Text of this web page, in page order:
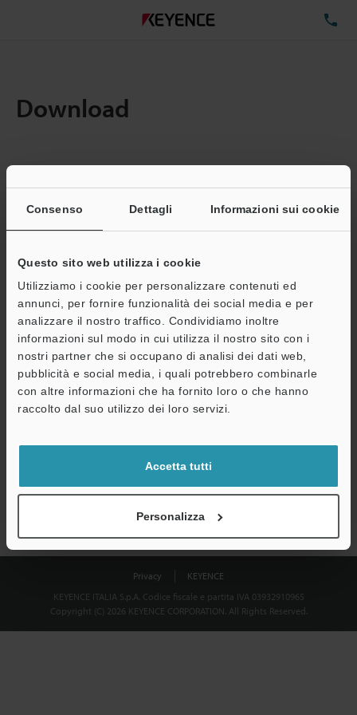
Consenso Dettagli Informazioni sui cookie
Questo sito web utilizza i cookie
Utilizziamo i cookie per personalizzare contenuti ed
annunci, per fornire funzionalità dei social media e per
analizzare il nostro traffico. Condividiamo inoltre
informazioni sul modo in cui utilizza il nostro sito con i
nostri partner che si occupano di analisi dei dati web,
pubblicità e social media, i quali potrebbero combinarle
con altre informazioni che ha fornito loro o che hanno
raccolto dal suo utilizzo dei loro servizi.
Accetta tutti
Personalizza
Download
Quantita: 1Dimensioni file totali:0.89MB
Indirizzo e-mail (obbligatorio)
Download
Dichiarazione sulla privacy
Privacy
KEYENCE
KEYENCE ITALIA S.p.A. Codice fiscale e partita IVA 03932910965
Copyright (C) 2026 KEYENCE CORPORATION. All Rights Reserved.